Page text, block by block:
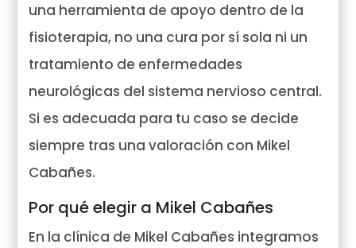
una herramienta de apoyo dentro de la
fisioterapia, no una cura por sí sola ni un
tratamiento de enfermedades
neurológicas del sistema nervioso central.
Si es adecuada para tu caso se decide
siempre tras una valoración con Mikel
Cabañes.
Por qué elegir a Mikel Cabañes
En la clínica de Mikel Cabañes integramos